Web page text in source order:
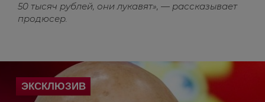
50 тысяч рублей, они лукавят», — рассказывает
продюсер.